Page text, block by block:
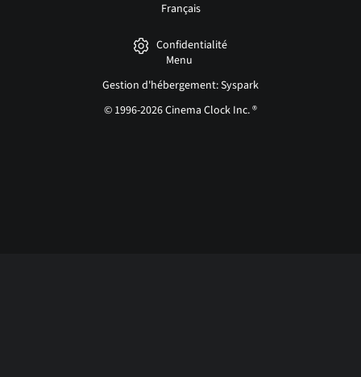
Français
Confidentialité
Menu
Gestion d'hébergement: Syspark
© 1996-2026 Cinema Clock Inc. ®